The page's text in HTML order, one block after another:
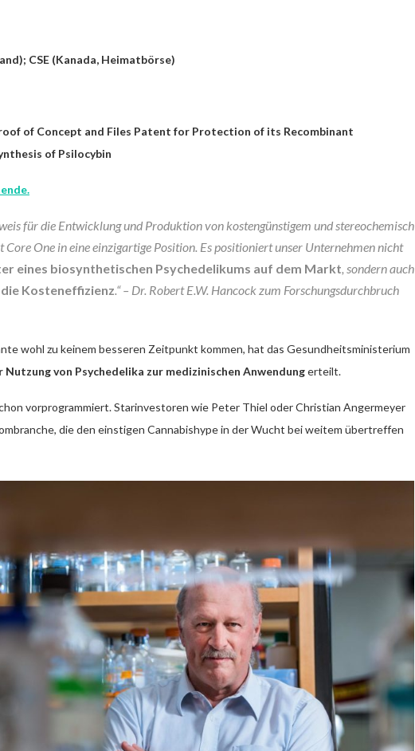
CSE (Kanada, Heimatbörse)
of Concept and Files Patent for Protection of its Recombinant
of Psilocybin
für die Entwicklung und Produktion von kostengünstigem und stereochemisch
One in eine einzigartige Position. Es positioniert unser Unternehmen nicht
eines biosynthetischen Psychedelikums auf dem Markt, sondern auch
Kosteneffizienz.“ – Dr. Robert E.W. Hancock zum Forschungsdurchbruch
wohl zu keinem besseren Zeitpunkt kommen, hat das Gesundheitsministerium
Nutzung von Psychedelika zur medizinischen Anwendungerteilt.
vorprogrammiert. Starinvestoren wie Peter Thiel oder Christian Angermeyer
die den einstigen Cannabishype in der Wucht bei weitem übertreffen